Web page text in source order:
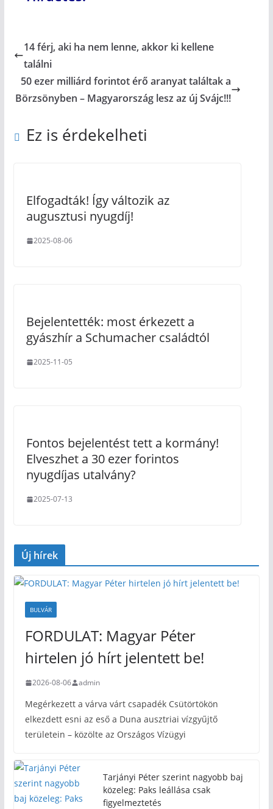
14 férj, aki ha nem lenne, akkor ki kellene
találni
50 ezer milliárd forintot érő aranyat találtak a
Börzsönyben – Magyarország lesz az új Svájc!!!
Ez is érdekelheti
Elfogadták! Így változik az
augusztusi nyugdíj!
2025-08-06
Bejelentették: most érkezett a
gyászhír a Schumacher családtól
2025-11-05
Fontos bejelentést tett a kormány!
Elveszhet a 30 ezer forintos
nyugdíjas utalvány?
2025-07-13
Új hírek
BULVÁR
FORDULAT: Magyar Péter
hirtelen jó hírt jelentett be!
2026-08-06 admin
Megérkezett a várva várt csapadék Csütörtökön
elkezdett esni az eső a Duna ausztriai vízgyűjtő
területein – közölte az Országos Vízügyi
Tarjányi Péter szerint nagyobb baj
közeleg: Paks leállása csak
figyelmeztetés